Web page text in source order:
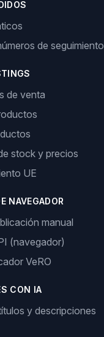
de seguimiento
de venta
stock y precios
UE
NAVEGADOR
manual
(navegador)
VeRO
CON IA
y descripciones